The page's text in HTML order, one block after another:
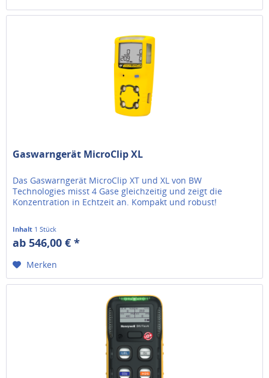
Gaswarngerät MicroClip XL
Das Gaswarngerät MicroClip XT und XL von BW
Technologies misst 4 Gase gleichzeitig und zeigt die
Konzentration in Echtzeit an. Kompakt und robust!
Inhalt 1 Stück
ab 546,00 € *
Merken